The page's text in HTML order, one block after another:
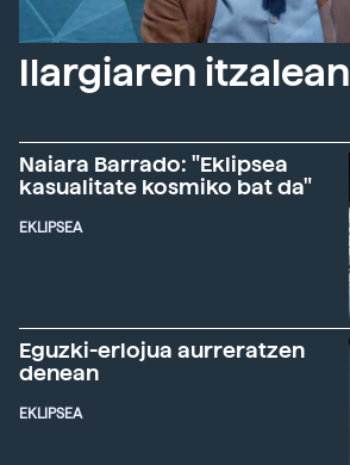
Ilargiaren itzalean
Naiara Barrado: "Eklipsea
kasualitate kosmiko bat da"
EKLIPSEA
Eguzki-erlojua aurreratzen
denean
EKLIPSEA